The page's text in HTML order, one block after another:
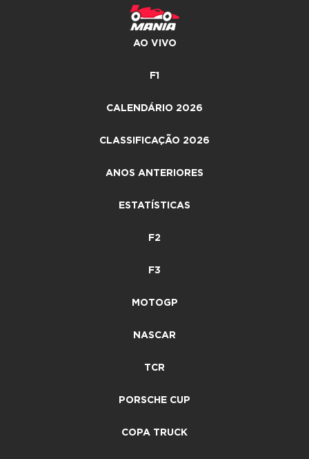
AO VIVO
F1
CALENDÁRIO 2026
CLASSIFICAÇÃO 2026
ANOS ANTERIORES
ESTATÍSTICAS
F2
F3
MOTOGP
NASCAR
TCR
PORSCHE CUP
COPA TRUCK